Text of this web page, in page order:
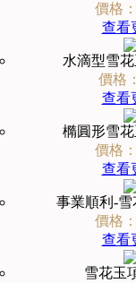
價格
查看
水滴型雪
價格
查看
橢圓形雪
價格
查看
事業順利-
價格
查看
雪花玉